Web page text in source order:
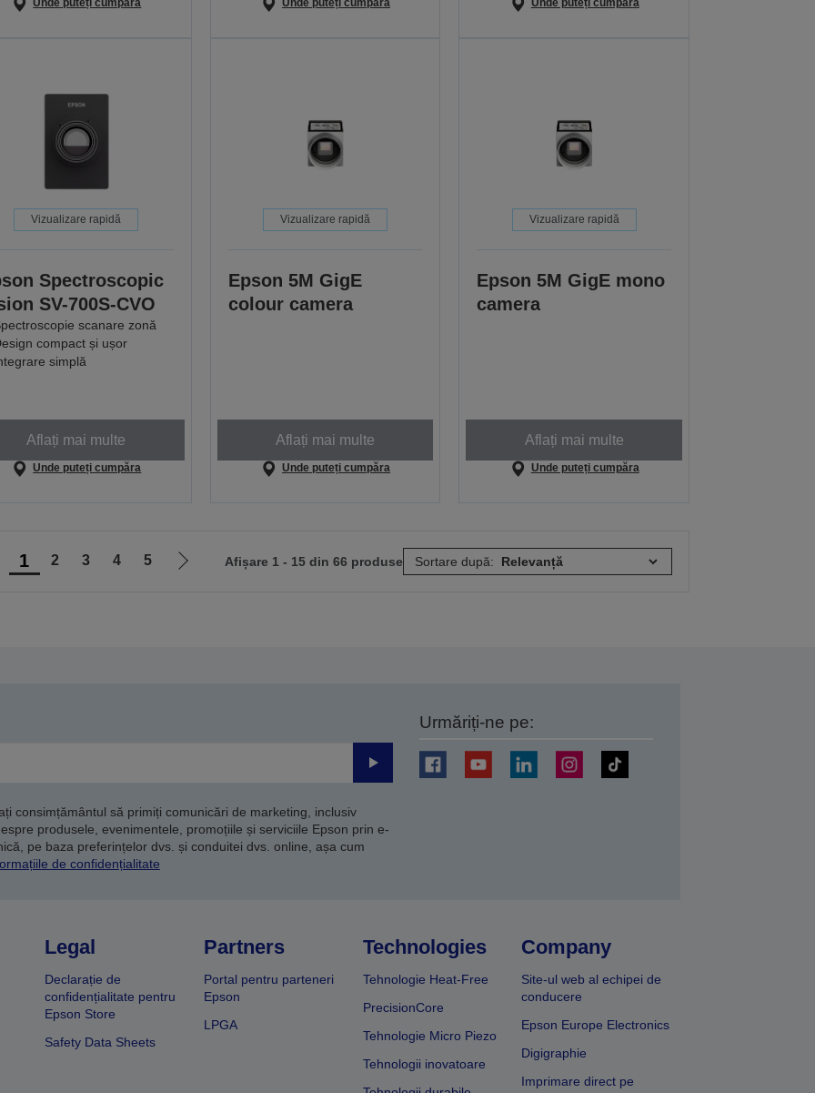
Unde puteți cumpăra Unde puteți cumpăra Unde puteți cumpăra
Vizualizare rapidă
Spectroscopic
SV-700S-CVO
scanare zonă
compact și ușor
simplă
Aflați mai multe
Unde puteți cumpăra
Vizualizare rapidă
Epson 5M GigE
colour camera
Aflați mai multe
Unde puteți cumpăra
Vizualizare rapidă
Epson 5M GigE mono
camera
Aflați mai multe
Unde puteți cumpăra
1 2 3 4 5
Mergi
Afișare 1 - 15 din 66 produse Sortare după:
Trimiteți
consimțământul să primiți comunicări de marketing, inclusiv
produsele, evenimentele, promoțiile și serviciile Epson prin e-
pe baza preferințelor dvs. și conduitei dvs. online, așa cum
de confidențialitate
Urmăriți-ne pe:
Legal
Declarație de
confidențialitate pentru
Epson Store
Safety Data Sheets
Partners
Portal pentru parteneri
Epson
LPGA
Technologies
Tehnologie Heat-Free
PrecisionCore
Tehnologie Micro Piezo
Tehnologii inovatoare
Company
Site-ul web al echipei de
conducere
Epson Europe Electronics
Digigraphie
Imprimare direct pe